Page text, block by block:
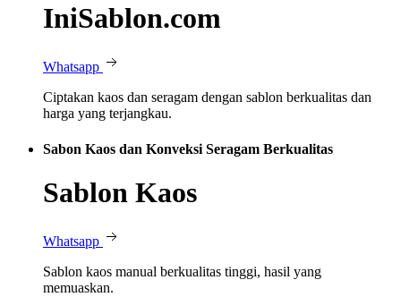
IniSablon.com
Whatsapp
Ciptakan kaos dan seragam dengan sablon berkualitas dan
harga yang terjangkau.
Sabon Kaos dan Konveksi Seragam Berkualitas
Sablon Kaos
Whatsapp
Sablon kaos manual berkualitas tinggi, hasil yang
memuaskan.